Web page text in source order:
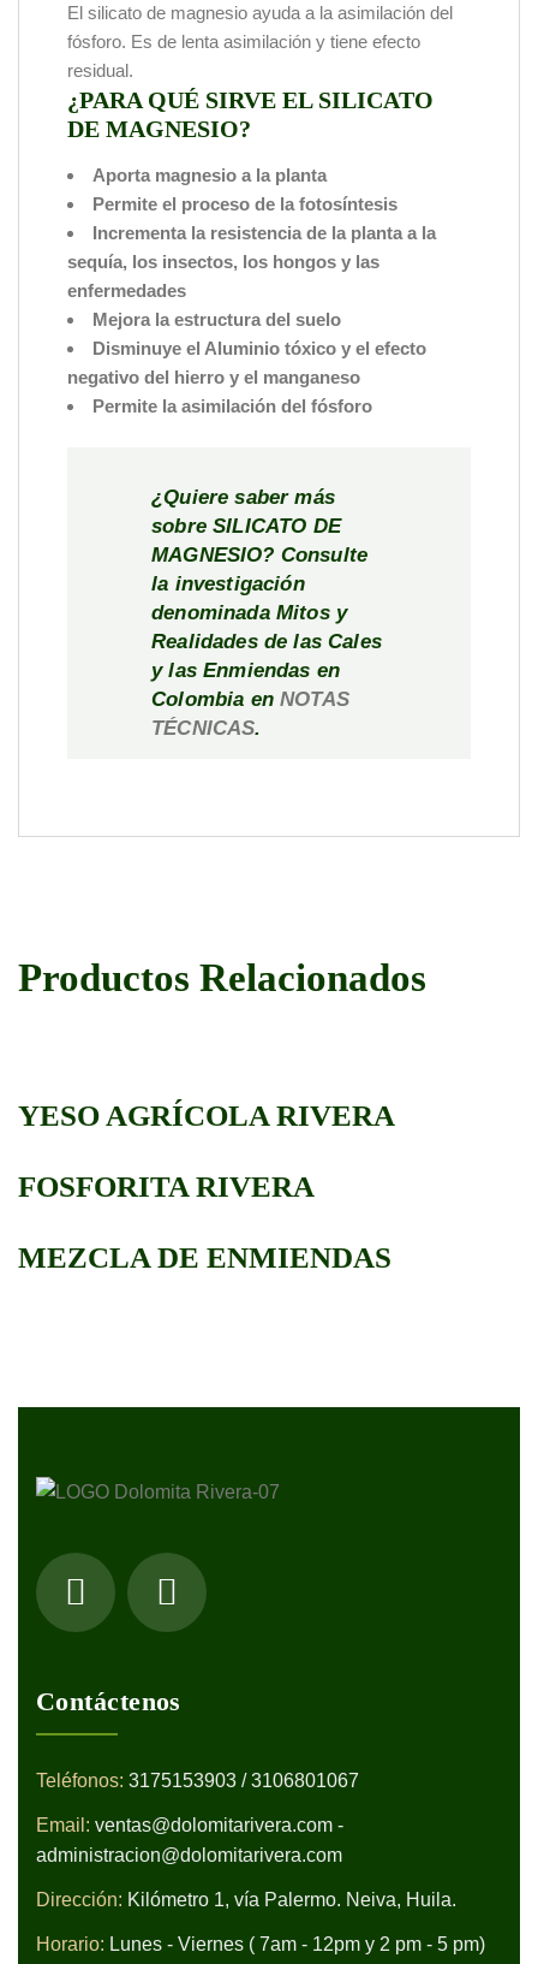
El silicato de magnesio ayuda a la asimilación del
fósforo. Es de lenta asimilación y tiene efecto
residual.
¿PARA QUÉ SIRVE EL SILICATO
DE MAGNESIO?
Aporta magnesio a la planta
Permite el proceso de la fotosíntesis
Incrementa la resistencia de la planta a la
sequía, los insectos, los hongos y las
enfermedades
Mejora la estructura del suelo
Disminuye el Aluminio tóxico y el efecto
negativo del hierro y el manganeso
Permite la asimilación del fósforo
¿Quiere saber más
sobre SILICATO DE
MAGNESIO? Consulte
la investigación
denominada Mitos y
Realidades de las Cales
y las Enmiendas en
Colombia enNOTAS
TÉCNICAS.
Productos Relacionados
YESO AGRÍCOLA RIVERA
FOSFORITA RIVERA
MEZCLA DE ENMIENDAS
Contáctenos
Teléfonos: 3175153903 / 3106801067
Email: ventas@dolomitarivera.com -
administracion@dolomitarivera.com
Dirección: Kilómetro 1, vía Palermo. Neiva, Huila.
Horario: Lunes - Viernes ( 7am - 12pm y 2 pm - 5 pm)